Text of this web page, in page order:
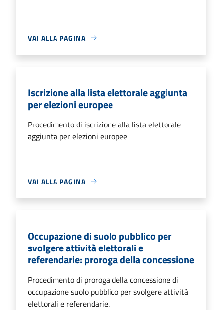
VAI ALLA PAGINA
Iscrizione alla lista elettorale aggiunta
per elezioni europee
Procedimento di iscrizione alla lista elettorale
aggiunta per elezioni europee
VAI ALLA PAGINA
Occupazione di suolo pubblico per
svolgere attività elettorali e
referendarie: proroga della concessione
Procedimento di proroga della concessione di
occupazione suolo pubblico per svolgere attività
elettorali e referendarie.